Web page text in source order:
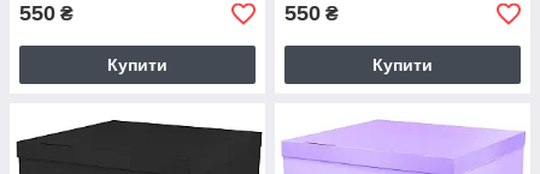
550 ₴
Купити
550 ₴
Купити